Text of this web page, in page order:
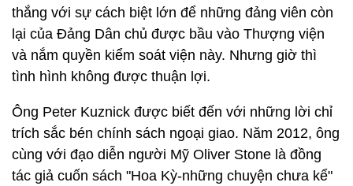
thắng với sự cách biệt lớn để những đảng viên còn
lại của Đảng Dân chủ được bầu vào Thượng viện
và nắm quyền kiểm soát viện này. Nhưng giờ thì
tình hình không được thuận lợi.
Ông Peter Kuznick được biết đến với những lời chỉ
trích sắc bén chính sách ngoại giao. Năm 2012, ông
cùng với đạo diễn người Mỹ Oliver Stone là đồng
tác giả cuốn sách "Hoa Kỳ-những chuyện chưa kể"